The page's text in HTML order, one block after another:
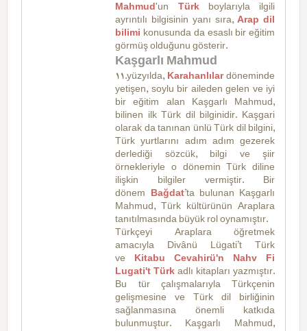
Mahmud'un Türkboylarıyla ilgili
ayrıntılı bilgisinin yanı sıra,Arap dil
bilimi konusunda da esaslı bir eğitim
görmüş olduğunu gösterir.
Kaşgarlı Mahmud
11.yüzyılda, Karahanlılardöneminde
yetişen, soylu bir aileden gelen ve iyi
bir eğitim alan Kaşgarlı Mahmud,
bilinen ilk Türk dil bilginidir. Kaşgari
olarak da tanınan ünlü Türk dil bilgini,
Türk yurtlarını adım adım gezerek
derlediği sözcük, bilgi ve şiir
örnekleriyle o dönemin Türk diline
ilişkin bilgiler vermiştir. Bir
dönem
Bağdat’ta bulunan Kaşgarlı
Mahmud, Türk kültürünün Araplara
tanıtılmasında büyük rol oynamıştır.
Türkçeyi Araplara öğretmek
amacıyla Divânü Lügati’t Türk
ve Kitabu Cevahirü'n Nahv Fi
Lugati't Türk adlı kitapları yazmıştır.
Bu tür çalışmalarıyla Türkçenin
gelişmesine ve Türk dil birliğinin
sağlanmasına önemli katkıda
bulunmuştur. Kaşgarlı Mahmud,